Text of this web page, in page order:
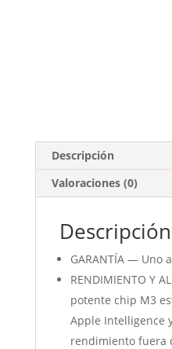
Descripción
Valoraciones (0)
Descripción
GARANTÍA — Uno
RENDIMIENTO Y
potente chip M3
Apple Intelligence
rendimiento fuera